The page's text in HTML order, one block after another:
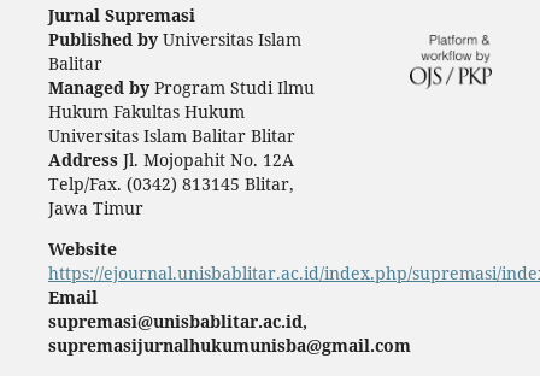
Jurnal Supremasi
Published byUniversitas Islam
Balitar
Managed byProgram Studi Ilmu
Hukum Fakultas Hukum
Universitas Islam Balitar Blitar
Address Jl. Mojopahit No. 12A
Telp/Fax. (0342) 813145 Blitar,
Jawa Timur
Website
https://ejournal.unisbablitar.ac.id/index.php/supremasi/
Email
supremasi@unisbablitar.ac.id,
supremasijurnalhukumunisba@gmail.com